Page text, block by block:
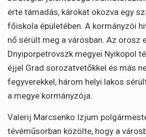
érte támadás, károkat okozva egy
főiskola épületében. A kormányzói
nő sérült meg a városban. Az orosz
Dnyiporpetrovszk megyei Nyikopol
éjjel Grad sorozatvetőkkel és más
fegyverekkel, három helyi lakos
a megye kormányzója.
Valerij Marcsenko Izjum
tévéműsorban közölte, hogy a